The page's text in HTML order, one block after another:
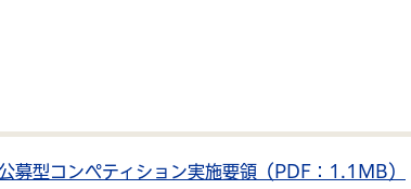
募型コンペティション実施要領（PDF：1.1MB）